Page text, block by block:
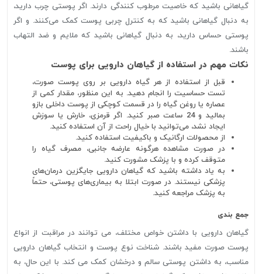
گیاهانی باشید که خاصیت مرطوب کنندگی دارند. اگر پوستی چرب دارید،
به دنبال گیاهانی باشید که به کنترل چربی پوست کمک می‌کنند. و اگر
پوستی حساس دارید، به دنبال گیاهانی باشید که ملایم و ضد التهاب
باشند.
نکات مهم در استفاده از گیاهان دارویی برای پوست
قبل از استفاده از هر گیاه دارویی بر روی پوست صورت،
تست حساسیت را انجام دهید. به این منظور، مقدار کمی از
عصاره یا روغن گیاه را در قسمت کوچکی از پوست داخلی بازو
بمالید و 24 ساعت صبر کنید. اگر قرمزی، خارش یا سوزش
ایجاد نشد، می‌توانید با خیال راحت از آن استفاده کنید.
از محصولات ارگانیک و باکیفیت استفاده کنید.
در صورت مشاهده هرگونه عارضه جانبی، مصرف گیاه را
متوقف کرده و با پزشک مشورت کنید.
به یاد داشته باشید که گیاهان دارویی جایگزین درمان‌های
پزشکی نیستند. در صورت ابتلا به بیماری‌های پوستی، حتماً
به پزشک مراجعه کنید.
جمع بندی
گیاهان دارویی با داشتن خواص مختلف، می توانند در مراقبت از انواع
پوست صورت مفید باشند. شناخت نوع پوست و انتخاب گیاهان دارویی
مناسب، به داشتن پوستی سالم و درخشان کمک می کند. با این حال، به